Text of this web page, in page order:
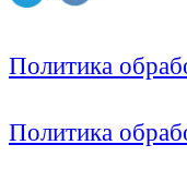
Политика
Политика